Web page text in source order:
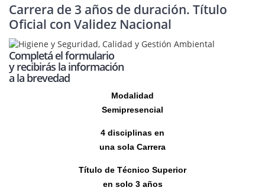
Carrera de 3 años de duración. Título
Oficial con Validez Nacional
Completá el formulario
y recibirás la información
a la brevedad
Modalidad
Semipresencial
4 disciplinas en
una sola Carrera
Título de Técnico Superior
en solo 3 años